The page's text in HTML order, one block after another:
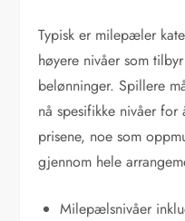
Typisk er milepæler
høyere nivåer som
belønninger. Spillere
nå spesifikke nivåer
prisene, noe som
gjennom hele
Milepælsnivåer